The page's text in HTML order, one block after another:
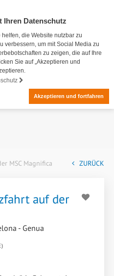
Ihren Datenschutz
die Website nutzbar zu
verbessern, um mit Social Media zu
zu zeigen, die auf Ihre
Sie auf „Akzeptieren und
Akzeptieren und fortfahren
MSC Magnifica ZURÜCK
auf der
- Genua